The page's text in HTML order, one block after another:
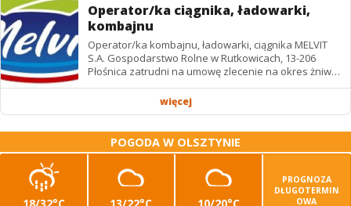
Operator/ka ciągnika, ładowarki,
kombajnu
Operator/ka kombajnu, ładowarki, ciągnika MELVIT
S.A. Gospodarstwo Rolne w Rutkowicach, 13-206
Płośnica zatrudni na umowę zlecenie na okres żniw: -
operatora/kę kombajnu z uprawnieniami -...
więcej
POGODA W OLSZTYNIE
PROGNOZA
DŁUGOTERMIN
OWA